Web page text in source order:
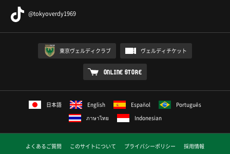
@tokyoverdy1969
東京ヴェルディクラブ ヴェルディチケット
ONLINE STORE
日本語 English Español
Português
ภาษาไทย
Indonesian
よくあるご質問 このサイトについて プライバシーポリシー 採用情報